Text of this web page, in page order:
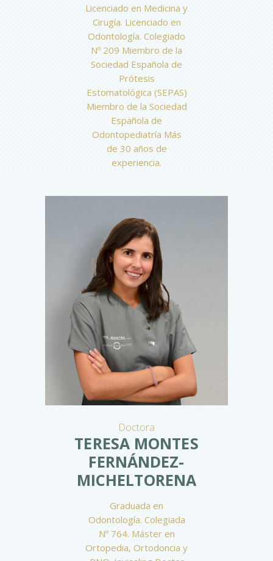
Licenciado en Medicina y
Cirugía. Licenciado en
Odontología. Colegiado
Nº 209 Miembro de la
Sociedad Española de
Prótesis
Estomatológica (SEPAS)
Miembro de la Sociedad
Española de
Odontopediatría Más
de 30 años de
experiencia.
TERESA MONTES
FERNÁNDEZ-
MICHELTORENA
Doctora
Graduada en
Odontología. Colegiada
Nº 764. Máster en
Ortopedia, Ortodoncia y